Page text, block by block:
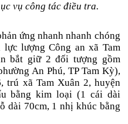
vụ công tác điều tra.
ứng nhanh nhanh chóng
lượng Công an xã Tam
bắt giữ 2 đối tượng gồm
An Phú, TP Tam Kỳ),
trú xã Tam Xuân 2, huyện
bằng kim loại (1 cái dài
dài 70cm, 1 nhị khúc bằng